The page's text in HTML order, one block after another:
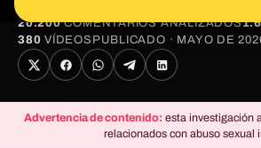
20.200COMENTARIOS ANALIZADOS
380 VÍDEOS PUBLICADO · MAYO DE
Advertencia de contenido: esta investigación
relacionados con abuso sexual